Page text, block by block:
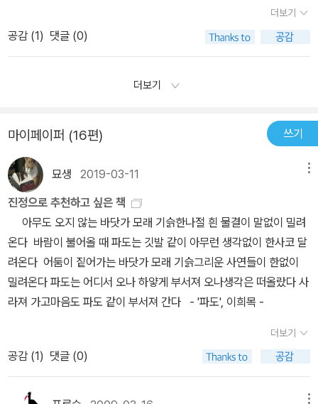
정부의 도움이 간절할때는 나몰라라 하면서 서류만을 원햇다그일을
당하는 야샤르는 얼마나 답답하고 한심햇을까그렇게 이야기는 전개
시작한다,그것이 살아가는 이치가 아닌가,,우리나라도 그렇고 어느나
지 않고언제나 서류서류 외치는것은 비슷한것 같다발로 뛰는것은 힘
없는 국민들이고 자신들은 하는일 없이 앉아서 펜대만 굴리고,참 너
무 한다조금만더 관심을 가져주고 이야기를 들어준다면 야샤르의 운
명이 그리 바뀌지는 않았을텐데사랑하는 이와 떳떳하게 결혼을 하고
행복하게 살수가 있었는데,,일이 꼬여버려서 그렇게 우여곡절같은 삶
을 살은것이 아닌지,,이제 야샤르는 더 이상 그렇게 살지는 않을것이
다그도 배운것이 있으니,그와 아내가 언제나 행복하게 살기를 바란
다,,
사를 보고 며칠 전에 읽은 '생사불명 야사르'가 떠오른 것은 당연한
일.호적과 공무원의 실수로 일찍이 사망자가 된 야사르는 학교, 유산
상속 등 권리를 누려야 할 때는 주민증이 없어 '넌 죽었어!' 라며 거부
당하고 군대, 세금등 의무를 져야할 때는 '넌 살아있어!' 라며 알토란
아도 산 것이 아닌 야샤르의 이야기는 네신이 교도소에 수감되어 있
던 '오스만'이라는 노동자의 실화를 바탕으로 쓴 소설이다.이 책은 <
최성일, 책으로 만나는 사상가들>에서 '내 책읽기 사상 최대의 요절
복통이었다. 예의 네신의 다른 작품들처럼 웃음 뒤끝으로 서글픔이
밀려오지만, 여기선 즐거움이 주눅 들지 않는다' 는 평을 보고 읽게 된
책인데, 삐죽삐죽 터져나오는 웃음을 참기 힘들어 실실거리다 급기야
빵빵 웃을 수 밖에 없다.행정 모든 곳에서 '넌 죽었어!' '넌 살았어!' 하
며 야샤르가 당하는 일도 그렇지만, 그가 유산상속을 받기 위해 구청
에서 당하는 일은 그.야.말.로. 책임 떠넘기기, 나 몰라라, 내 잘못 아
니야의 초절정판이다. 그깟 '번호' 하나 받기 위해 동분서주하는 야사
만나기 위해 일주일째 이러고 있다'고 말하기까지 한다.'내 잘못 아니
야, 내 탓만 아니면 돼, 이 잘못은 다른 이에게 넘기기만 하면 돼, 어렵
다면 굳이 해결하지 않아도 돼, 내 탓만 아니라면!'내가 이런 끔찍한
관료주의를 만난 건 직장에서였다. 윗분이 나서서 책임을 아래직원에
더보기
공감 (1) 댓글 (0)
더보기
마이페이퍼 (16편) 쓰기
묘생 2019-03-11
진정으로 추천하고 싶은 책
아무도 오지 않는 바닷가 모래 기슭한나절 흰 물결이 말없이 밀려
온다 바람이 불어올 때 파도는 깃발 같이 아무런 생각없이 한사코 달
려온다 어둠이 짙어가는 바닷가 모래 기슭그리운 사연들이 한없이
밀려온다 파도는 어디서 오나 하얗게 부서져 오나생각은 떠올랐다 사
라져 가고마음도 파도 같이 부서져 간다 - '파도', 이희목 -
더보기
공감 (1) 댓글 (0)